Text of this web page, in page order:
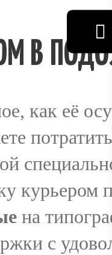
В
как её
на
с